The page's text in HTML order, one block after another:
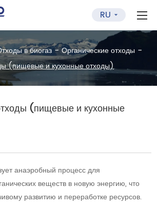
RU
в биогаз-Органические отходы -
(пищевые и кухонные отходы)
(пищевые и кухонные
анаэробный процесс для
веществ в новую энергию, что
развитию и переработке ресурсов.